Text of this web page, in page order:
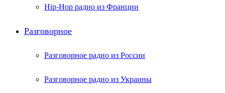
Hip-Hop радио из Франции
Разговорное
Разговорное радио из России
Разговорное радио из Украины